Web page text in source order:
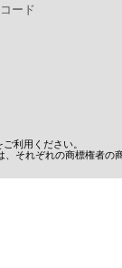
ード
利用ください。
それぞれの商標権者の